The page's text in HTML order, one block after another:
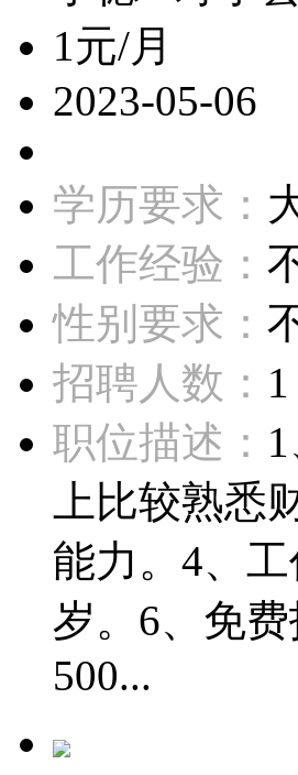
1元/月
2023-05-06
学历要求：
工作经验：
性别要求：
招聘人数：
职位描述：
上比较熟悉
能力。4、
岁。6、免
500...